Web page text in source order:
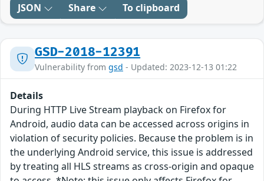
JSON Share To clipboard
GSD-2018-12391
Vulnerability from gsd - Updated: 2023-12-13 01:22
Details
During HTTP Live Stream playback on Firefox for
Android, audio data can be accessed across origins in
violation of security policies. Because the problem is in
the underlying Android service, this issue is addressed
by treating all HLS streams as cross-origin and opaque